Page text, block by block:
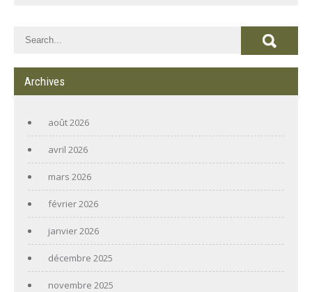
Archives
août 2026
avril 2026
mars 2026
février 2026
janvier 2026
décembre 2025
novembre 2025